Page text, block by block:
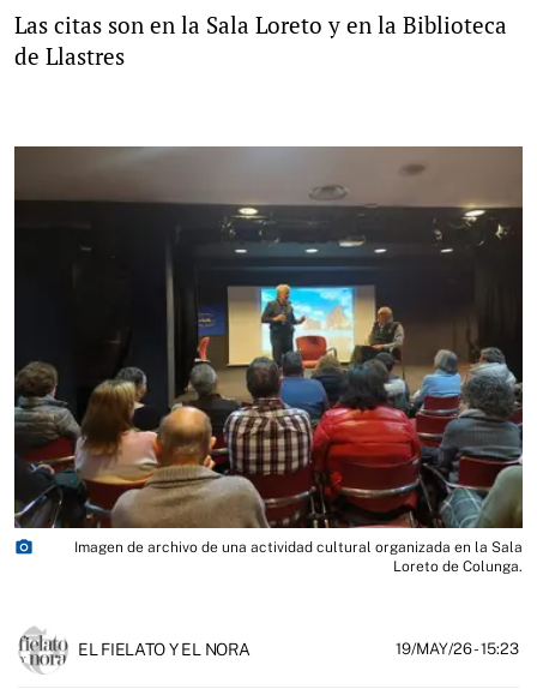
Las citas son en la Sala Loreto y en la Biblioteca
de Llastres
photo_camera
Imagen de archivo de una actividad cultural organizada en la Sala
Loreto de Colunga.
EL FIELATO Y EL NORA 19/MAY/26- 15:23